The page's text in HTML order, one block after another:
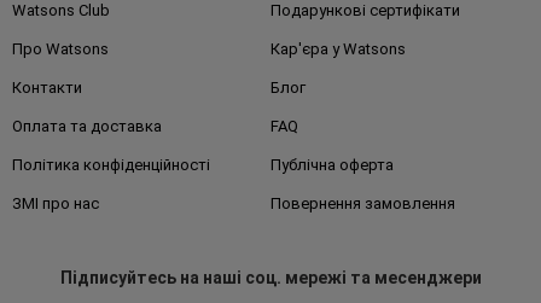
Watsons Club Подарункові сертифікати
Про Watsons Кар'єра у Watsons
Контакти Блог
Оплата та доставка FAQ
Політика конфіденційності Публічна оферта
ЗМІ про нас Повернення замовлення
Підписуйтесьна наші соц. мережі та месенджери